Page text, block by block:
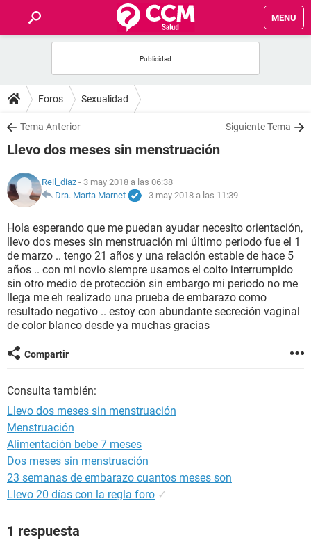
MENU
FOROS
SALUD
NUTRICIÓN
BIENESTAR
SEXUALIDAD
GLOSARIO
Foros Sexualidad
Tema Anterior Siguiente Tema
Llevo dos meses sin menstruación
Reil_diaz - 3 may 2018 a las 06:38
Dra. Marta Marnet
- 3 may 2018 a las 11:39
Hola esperando que me puedan ayudar necesito orientación,
llevo dos meses sin menstruación mi último periodo fue el 1
de marzo .. tengo 21 años y una relación estable de hace 5
años .. con mi novio siempre usamos el coito interrumpido
sin otro medio de protección sin embargo mi periodo no me
llega me eh realizado una prueba de embarazo como
resultado negativo .. estoy con abundante secreción vaginal
de color blanco desde ya muchas gracias
Compartir
Consulta también:
Llevo dos meses sin menstruación
Menstruación
Alimentación bebe 7 meses
Dos meses sin menstruación
23 semanas de embarazo cuantos meses son
Llevo 20 días con la regla foro ✓
1 respuesta